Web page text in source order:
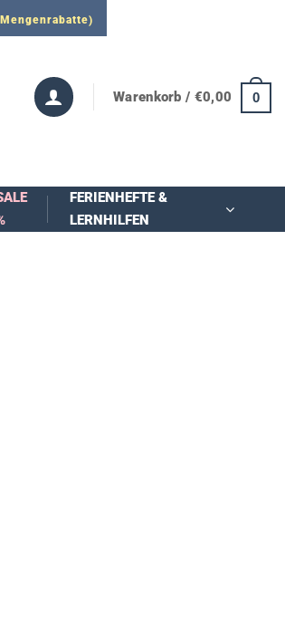
Warenkorb / €0,00 0
FERIENHEFTE &
LERNHILFEN